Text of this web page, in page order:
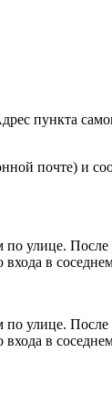
пункта
почте) и
улице. После
в
улице. После
в